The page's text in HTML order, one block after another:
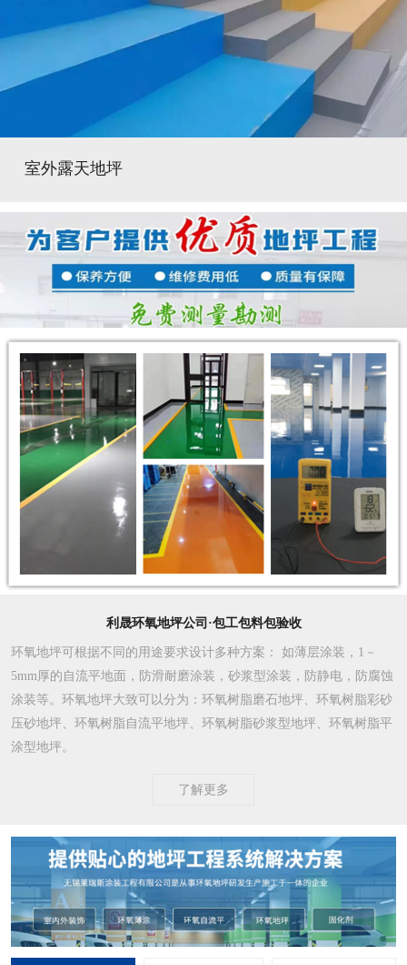
室外露天地坪
利晟环氧地坪公司·包工包料包验收
环氧地坪可根据不同的用途要求设计多种方案 ： 如薄层涂装，1－
5mm厚的自流平地面，防滑耐磨涂装，砂浆型涂装，防静电，防腐蚀
涂装等。环氧地坪大致可以分为：环氧树脂磨石地坪、环氧树脂彩砂
压砂地坪、环氧树脂自流平地坪、环氧树脂砂浆型地坪、环氧树脂平
涂型地坪。
了解更多